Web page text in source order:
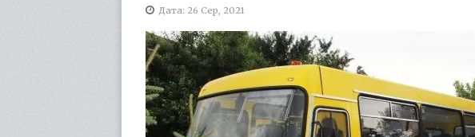
Дата: 26 Сер, 2021